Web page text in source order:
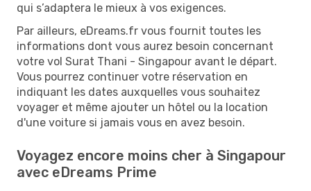
qui s’adaptera le mieux à vos exigences.
Par ailleurs, eDreams.fr vous fournit toutes les
informations dont vous aurez besoin concernant
votre vol Surat Thani - Singapour avant le départ.
Vous pourrez continuer votre réservation en
indiquant les dates auxquelles vous souhaitez
voyager et même ajouter un hôtel ou la location
d'une voiture si jamais vous en avez besoin.
Voyagez encore moins cher à Singapour
avec eDreams Prime